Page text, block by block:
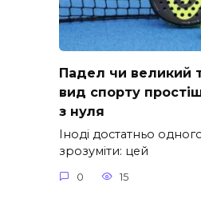
Падел чи великий
вид спорту
з нуля
Іноді достатньо
зрозуміти: цей
0 15